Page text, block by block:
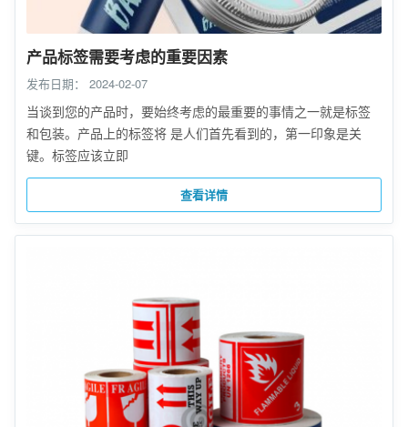
产品标签需要考虑的重要因素
发布日期： 2024-02-07
当谈到您的产品时，要始终考虑的最重要的事情之一就是标签
和包装。产品上的标签将 是人们首先看到的，第一印象是关
键。标签应该立即
查看详情